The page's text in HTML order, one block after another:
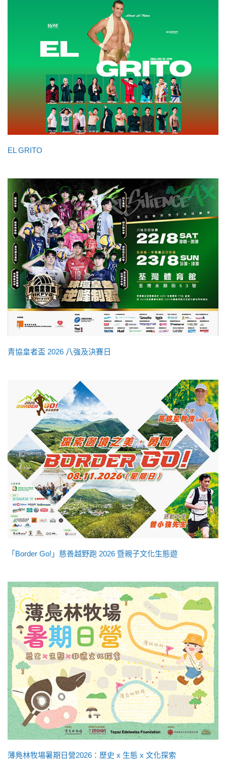
EL GRITO
青協皇者盃 2026 八強及決賽日
「Border Go!」慈善越野跑 2026 暨親子文化生態遊
薄鳧林牧場暑期日營2026：歷史 x 生態 x 文化探索